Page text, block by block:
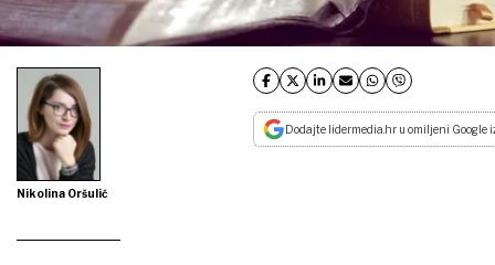
Nikolina Oršulić
Dodajte lidermedia.hr u omiljeni Google